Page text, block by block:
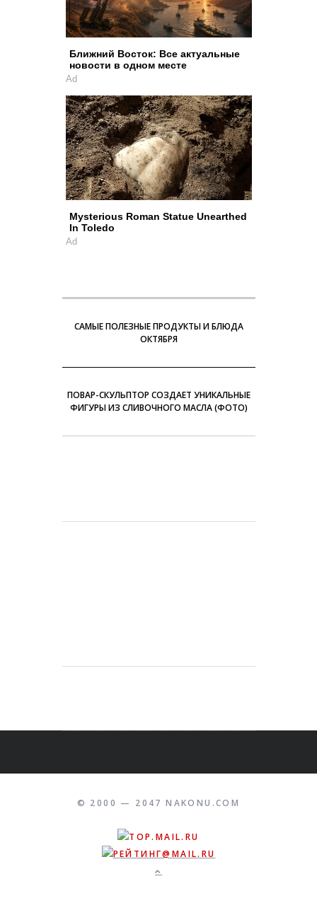
Ближний Восток: Все актуальные
новости в одном месте
Ad
Mysterious Roman Statue Unearthed
In Toledo
Ad
САМЫЕ ПОЛЕЗНЫЕ ПРОДУКТЫ И БЛЮДА
ОКТЯБРЯ
ПОВАР-СКУЛЬПТОР СОЗДАЕТ УНИКАЛЬНЫЕ
ФИГУРЫ ИЗ СЛИВОЧНОГО МАСЛА (ФОТО)
© 2000 — 2047 NAKONU.COM